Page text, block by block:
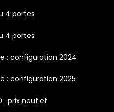
4 portes
4 portes
: configuration 2024
: configuration 2025
: prix neuf et